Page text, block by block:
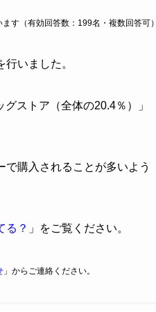
す（有効回答数：199名・複数回答可
いました。
ストア（全体の20.4％）」
購入されることが多いよう
る？ 」をご覧ください。
」からご連絡ください。